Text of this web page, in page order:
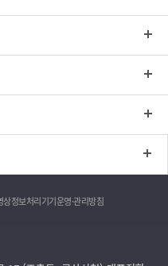
상정보처리기기운영·관리방침